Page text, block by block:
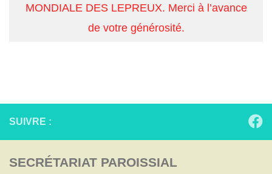
MONDIALE DES LEPREUX. Merci à l’avance
de votre générosité.
SUIVRE :
SECRÉTARIAT PAROISSIAL